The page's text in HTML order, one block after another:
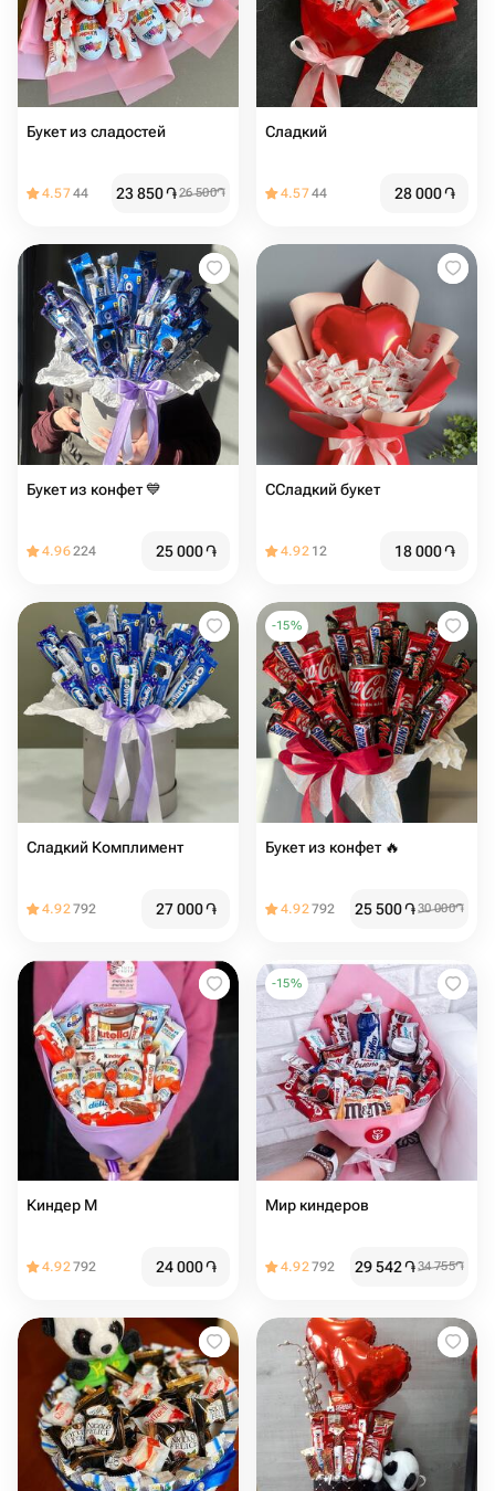
Букет из сладостей
4.5744 23 850֏26 500֏
Сладкий
4.5744 28 000֏
Букет из конфет 💙
4.96224 25 000֏
ССладкий букет
4.92 12 18 000֏
Сладкий Комплимент
4.92792 27 000֏
-15%
Букет из конфет 🔥
4.92792 25 500֏30 000֏
Киндер М
4.92792 24 000֏
-15%
Мир киндеров
4.92792 29 542֏34 755֏